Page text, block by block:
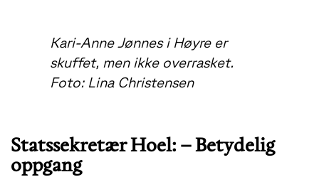
Kari-Anne Jønnes i Høyre er
skuffet, men ikke overrasket.
Foto: Lina Christensen
Statssekretær Hoel: – Betydelig
oppgang